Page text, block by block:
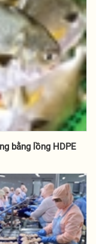
bằng lồng HDPE